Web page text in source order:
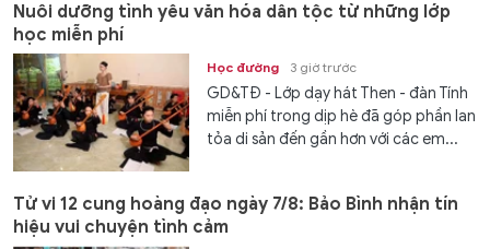
Nuôi dưỡng tình yêu văn hóa dân tộc từ những lớp
học miễn phí
Học đường 3 giờ trước
GD&TĐ - Lớp dạy hát Then - đàn Tính
miễn phí trong dịp hè đã góp phần lan
tỏa di sản đến gần hơn với các em...
Tử vi 12 cung hoàng đạo ngày 7/8: Bảo Bình nhận tín
hiệu vui chuyện tình cảm